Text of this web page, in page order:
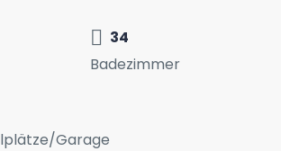
34
Badezimmer
Garage